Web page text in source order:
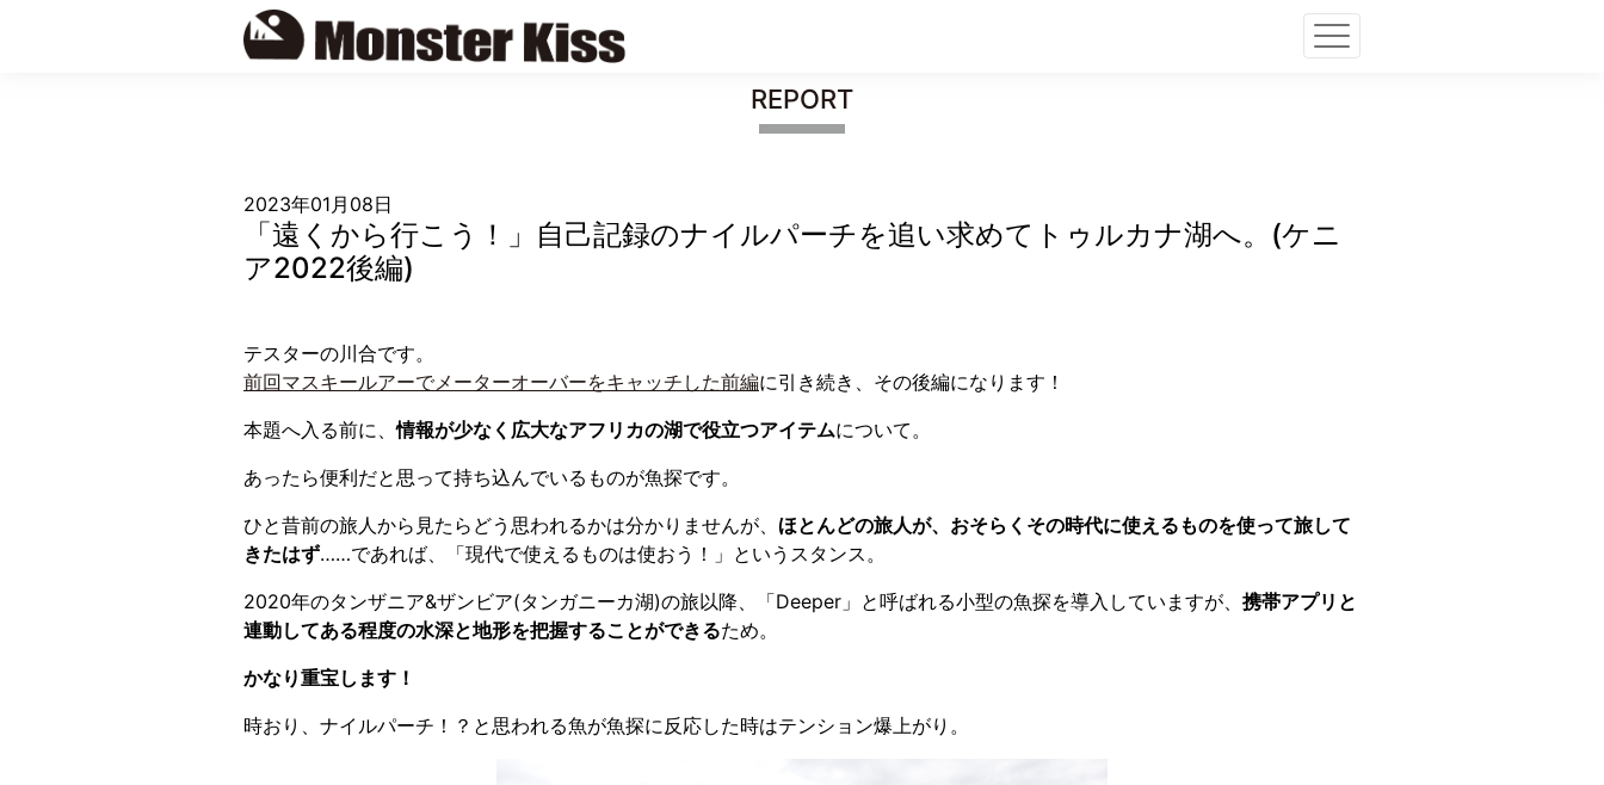
REPORT
2023年01月08日
「遠くから行こう！」自己記録のナイルパーチを追い求めてトゥルカナ湖へ。(ケニ
ア2022後編)
テスターの川合です。
前回マスキールアーでメーターオーバーをキャッチした前編に引き続き、その後編になります！
本題へ入る前に、情報が少なく広大なアフリカの湖で役立つアイテムについて。
あったら便利だと思って持ち込んでいるものが魚探です。
ひと昔前の旅人から見たらどう思われるかは分かりませんが、 ほとんどの旅人が、おそらくその時代に使えるものを使って旅して
きたはず……であれば、「現代で使えるものは使おう！」というスタンス。
2020年のタンザニア&ザンビア(タンガニーカ湖)の旅以降、「Deeper」と呼ばれる小型の魚探を導入していますが、 携帯アプリと
連動してある程度の水深と地形を把握することができるため。
かなり重宝します！
時おり、ナイルパーチ！？と思われる魚が魚探に反応した時はテンション爆上がり。